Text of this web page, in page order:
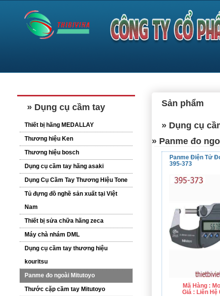
» Dụng cụ cầm tay
Thiết bị hãng MEDALLAY
Thương hiệu Ken
Thương hiệu bosch
Dụng cụ cầm tay hãng asaki
Dụng Cụ Cầm Tay Thương Hiệu Tone
Tủ đựng đồ nghề sản xuất tại Việt
Nam
Thiết bị sửa chữa hãng zeca
Máy chà nhám DML
Dụng cụ cầm tay thương hiệu
kouritsu
Panme đo ngoài Mitutoyo
Thước cặp cầm tay Mitutoyo
Sản phẩm
» Dụng cụ
» Panme đo
Panme Điện Tử
395-373
Mã Hàng :
Giá : Liên Hệ